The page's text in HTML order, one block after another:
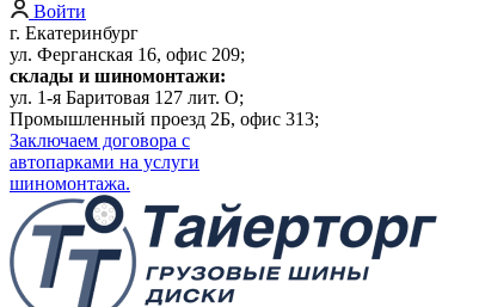
Войти
г. Екатеринбург
ул. Ферганская 16, офис 209;
склады и шиномонтажи:
ул. 1-я Баритовая 127 лит. О;
Промышленный проезд 2Б, офис 313;
Заключаем договора с
автопарками на услуги
шиномонтажа.